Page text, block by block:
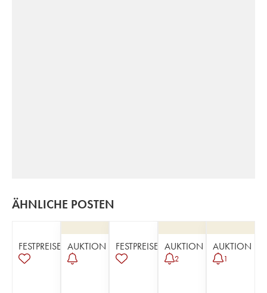
ÄHNLICHE POSTEN
FESTPREISE AUKTION FESTPREISE AUKTION
2
AUKTION
1